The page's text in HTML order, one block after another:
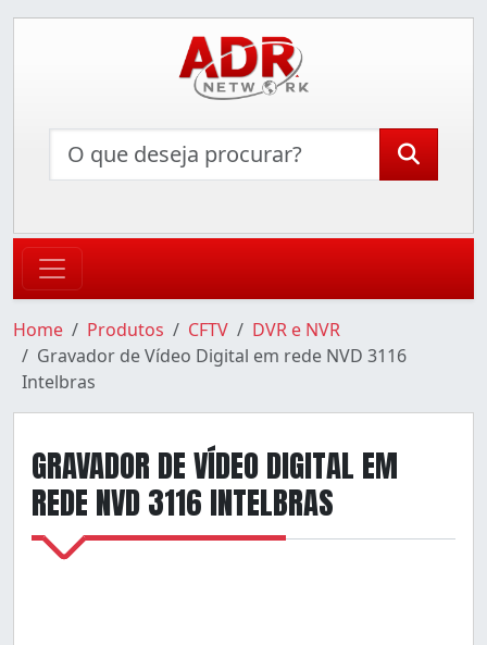
Home Produtos CFTV
DVR e NVR
Gravador de Vídeo Digital em rede NVD 3116
Intelbras
GRAVADOR DE VÍDEO DIGITAL EM
REDE NVD 3116 INTELBRAS